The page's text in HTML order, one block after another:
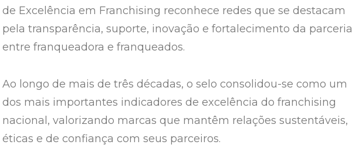
de Excelência em Franchising reconhece redes que se destacam
pela transparência, suporte, inovação e fortalecimento da parceria
entre franqueadora e franqueados.
Ao longo de mais de três décadas, o selo consolidou-se como um
dos mais importantes indicadores de excelência do franchising
nacional, valorizando marcas que mantêm relações sustentáveis,
éticas e de confiança com seus parceiros.